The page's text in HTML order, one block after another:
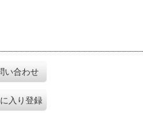
い合わせ
入り登録